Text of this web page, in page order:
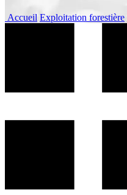
Accueil Exploitation forestière